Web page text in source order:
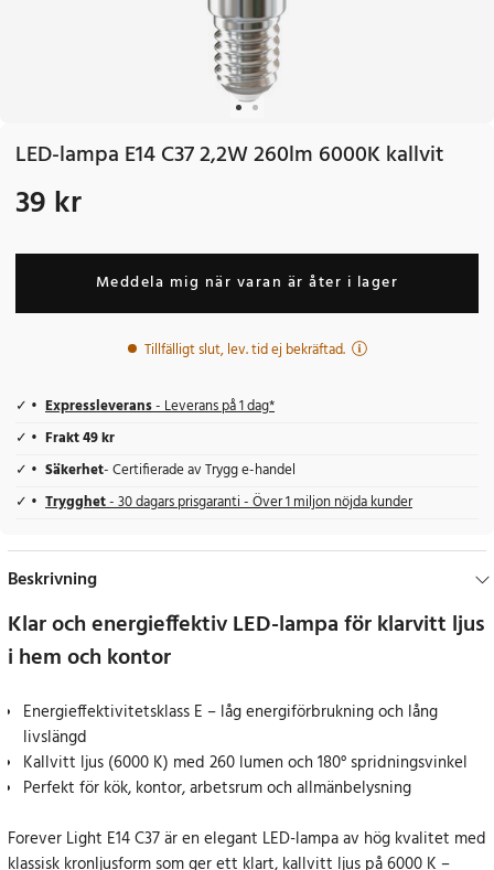
LED-lampa E14 C37 2,2W 260lm 6000K kallvit
Pris: 39 kr
39 kr
Meddela mig när varan är åter i lager
Tillfälligt slut, lev. tid ej bekräftad.
Expressleverans- Leverans på 1 dag*
Frakt 49 kr
Säkerhet- Certifierade av Trygg e-handel
Trygghet- 30 dagars prisgaranti - Över 1 miljon nöjda kunder
Beskrivning
Klar och energieffektiv LED-lampa för klarvitt ljus
i hem och kontor
Energieffektivitetsklass E – låg energiförbrukning och lång
livslängd
Kallvitt ljus (6000 K) med 260 lumen och 180° spridningsvinkel
Perfekt för kök, kontor, arbetsrum och allmänbelysning
Forever Light E14 C37 är en elegant LED-lampa av hög kvalitet med